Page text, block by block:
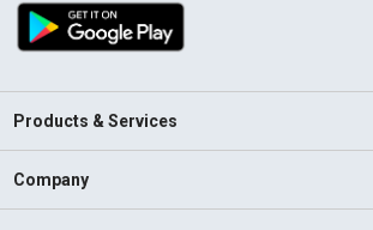
Products & Services
Company